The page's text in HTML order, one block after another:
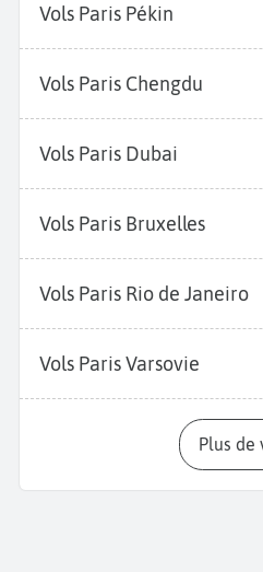
Vols Paris Pékin
Vols Paris Chengdu
Vols Paris Dubai
Vols Paris Bruxelles
Vols Paris Rio de Janeiro
Vols Paris Varsovie
Plus de